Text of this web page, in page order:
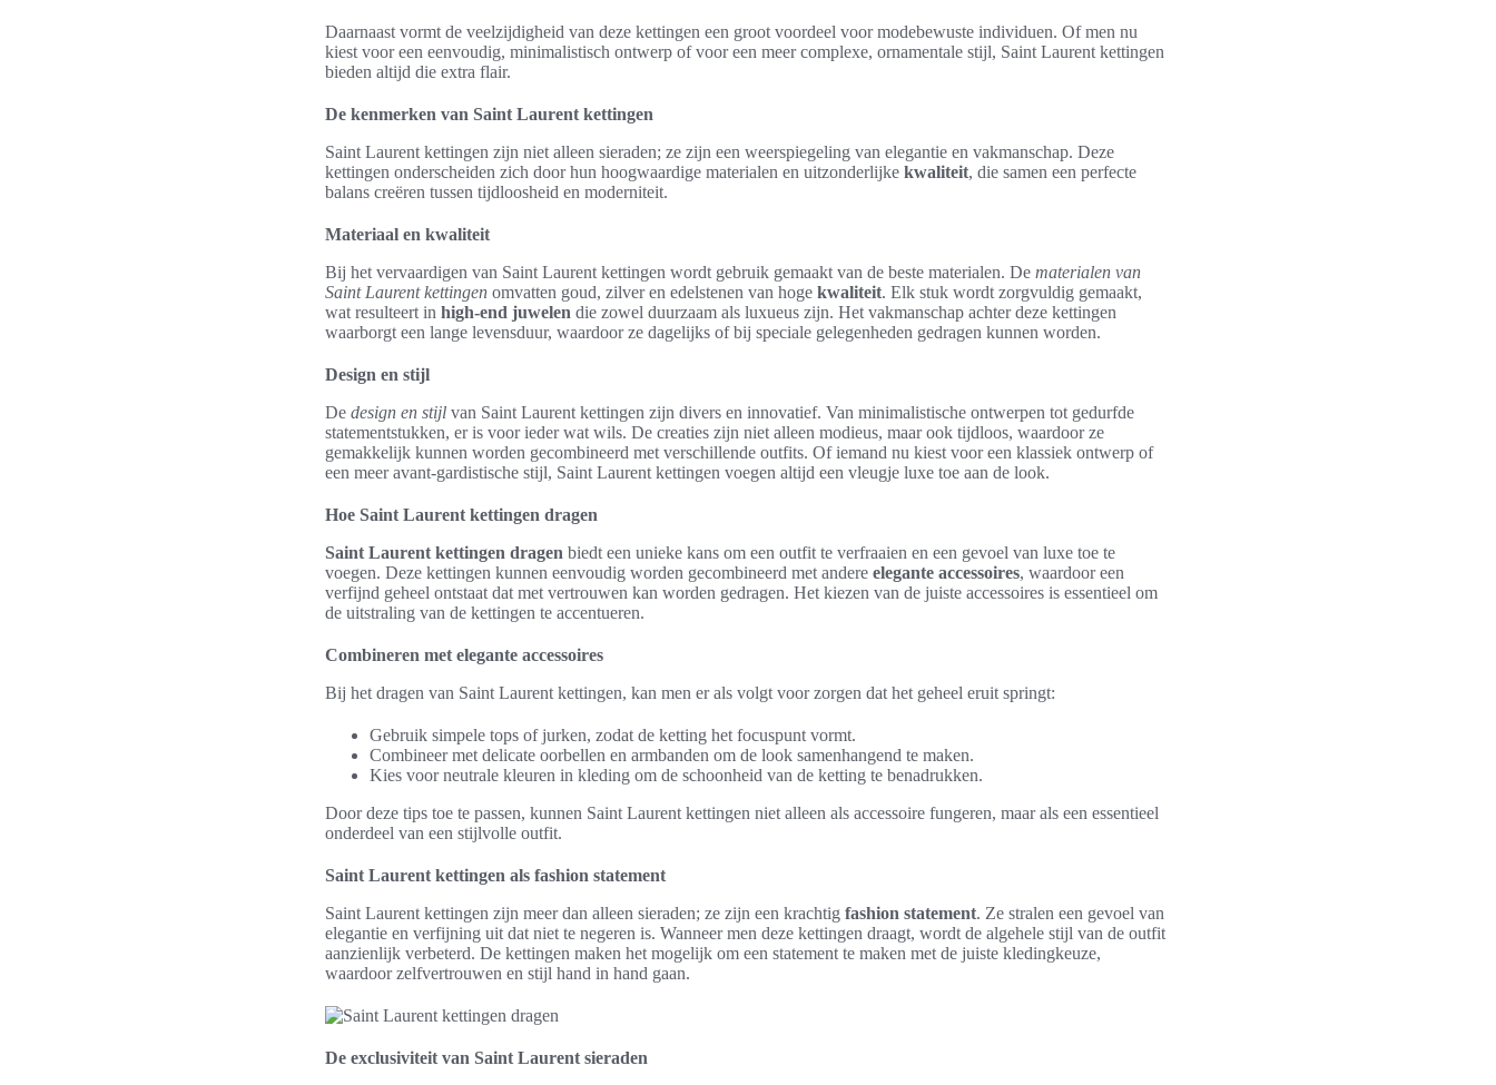
Daarnaast vormt de veelzijdigheid van deze kettingen een groot voordeel voor modebewuste individuen. Of men nu
kiest voor een eenvoudig, minimalistisch ontwerp of voor een meer complexe, ornamentale stijl, Saint Laurent kettingen
bieden altijd die extra flair.
De kenmerken van Saint Laurent kettingen
Saint Laurent kettingen zijn niet alleen sieraden; ze zijn een weerspiegeling van elegantie en vakmanschap. Deze
kettingen onderscheiden zich door hun hoogwaardige materialen en uitzonderlijke kwaliteit, die samen een perfecte
balans creëren tussen tijdloosheid en moderniteit.
Materiaal en kwaliteit
Bij het vervaardigen van Saint Laurent kettingen wordt gebruik gemaakt van de beste materialen. De materialen van
Saint Laurent kettingen omvatten goud, zilver en edelstenen van hoge kwaliteit. Elk stuk wordt zorgvuldig gemaakt,
wat resulteert in high-end juwelen die zowel duurzaam als luxueus zijn. Het vakmanschap achter deze kettingen
waarborgt een lange levensduur, waardoor ze dagelijks of bij speciale gelegenheden gedragen kunnen worden.
Design en stijl
De design en stijl van Saint Laurent kettingen zijn divers en innovatief. Van minimalistische ontwerpen tot gedurfde
statementstukken, er is voor ieder wat wils. De creaties zijn niet alleen modieus, maar ook tijdloos, waardoor ze
gemakkelijk kunnen worden gecombineerd met verschillende outfits. Of iemand nu kiest voor een klassiek ontwerp of
een meer avant-gardistische stijl, Saint Laurent kettingen voegen altijd een vleugje luxe toe aan de look.
Hoe Saint Laurent kettingen dragen
Saint Laurent kettingen dragen biedt een unieke kans om een outfit te verfraaien en een gevoel van luxe toe te
voegen. Deze kettingen kunnen eenvoudig worden gecombineerd met andere elegante accessoires, waardoor een
verfijnd geheel ontstaat dat met vertrouwen kan worden gedragen. Het kiezen van de juiste accessoires is essentieel om
de uitstraling van de kettingen te accentueren.
Combineren met elegante accessoires
Bij het dragen van Saint Laurent kettingen, kan men er als volgt voor zorgen dat het geheel eruit springt:
Gebruik simpele tops of jurken, zodat de ketting het focuspunt vormt.
Combineer met delicate oorbellen en armbanden om de look samenhangend te maken.
Kies voor neutrale kleuren in kleding om de schoonheid van de ketting te benadrukken.
Door deze tips toe te passen, kunnen Saint Laurent kettingen niet alleen als accessoire fungeren, maar als een essentieel
onderdeel van een stijlvolle outfit.
Saint Laurent kettingen als fashion statement
Saint Laurent kettingen zijn meer dan alleen sieraden; ze zijn een krachtig fashion statement. Ze stralen een gevoel van
elegantie en verfijning uit dat niet te negeren is. Wanneer men deze kettingen draagt, wordt de algehele stijl van de outfit
aanzienlijk verbeterd. De kettingen maken het mogelijk om een statement te maken met de juiste kledingkeuze,
waardoor zelfvertrouwen en stijl hand in hand gaan.
De exclusiviteit van Saint Laurent sieraden